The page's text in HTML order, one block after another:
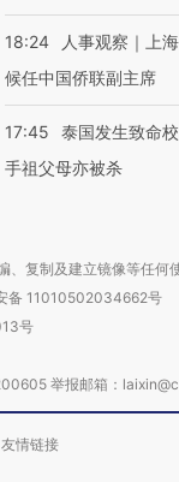
18:24
人事观察｜上
候任中国侨联副主席
17:45
泰国发生致命
手祖父母亦被杀
复制及建立镜像等任何使
备 11010502034662号
号
举报邮箱：
友情链接